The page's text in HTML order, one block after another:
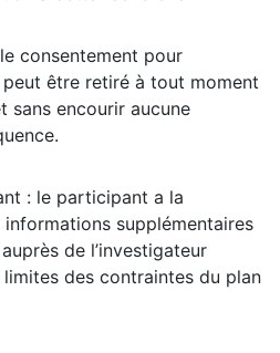
consentement pour
être retiré à tout moment
sans encourir aucune
: le participant a la
supplémentaires
de l’investigateur
des contraintes du plan